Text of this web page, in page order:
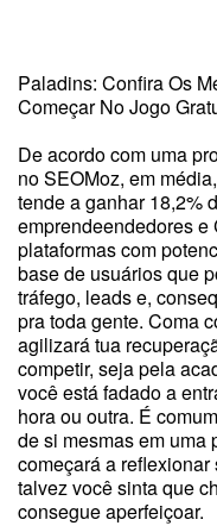
Paladins: Confira Os
Começar No Jogo
De acordo com uma
no SEOMoz, em
tende a ganhar 18,2%
emprendeendedores e
plataformas com
base de usuários que
tráfego, leads e,
pra toda gente. Coma
agilizará tua
competir, seja pela
você está fadado a
hora ou outra. É
de si mesmas em uma
começará a
talvez você sinta que
consegue aperfeiçoar.